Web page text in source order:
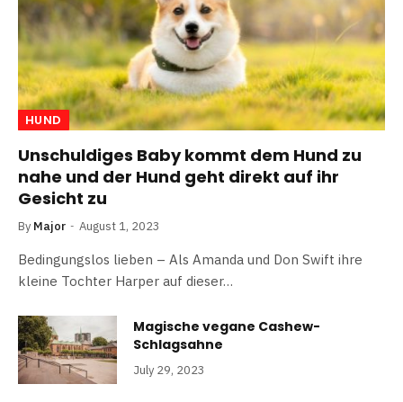
HUND
Unschuldiges Baby kommt dem Hund zu
nahe und der Hund geht direkt auf ihr
Gesicht zu
By Major August 1, 2023
Bedingungslos lieben – Als Amanda und Don Swift ihre
kleine Tochter Harper auf dieser…
Magische vegane Cashew-
Schlagsahne
July 29, 2023